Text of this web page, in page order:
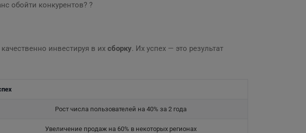
обойти конкурентов? ?
качественно инвестируя в их сборку. Их успех — это результат
Рост числа пользователей на 40% за 2 года
Увеличение продаж на 60% в некоторых регионах